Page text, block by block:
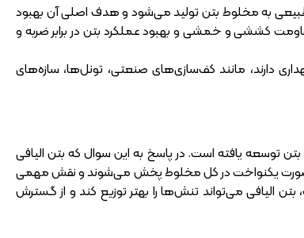
یا طبیعی به مخلوط بتن تولید می‌شود و هدف اصلی آن بهبود
کششی و خمشی و بهبود عملکرد بتن در برابر ضربه و
دارند، مانند کف‌سازی‌های صنعتی، تونل‌ها، سازه‌های
توسعه یافته است. در پاسخ به این سوال که بتن الیافی
به‌صورت یکنواخت در کل مخلوط پخش می‌شوند و نقش مهمی
الیافی می‌تواند تنش‌ها را بهتر توزیع کند و از گسترش